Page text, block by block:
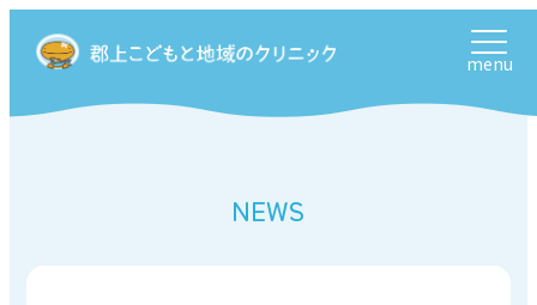
NEWS
menu